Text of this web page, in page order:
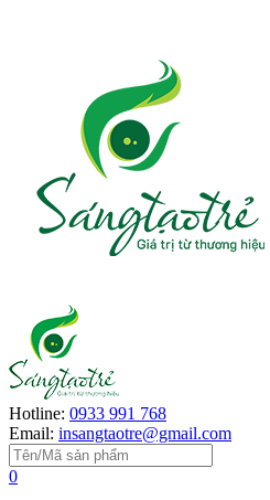
Hotline: 0933 991 768
Email: insangtaotre@gmail.com
0